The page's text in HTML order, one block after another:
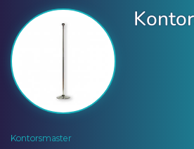
Kontorsmaster | Adivin
Kontorsmaster